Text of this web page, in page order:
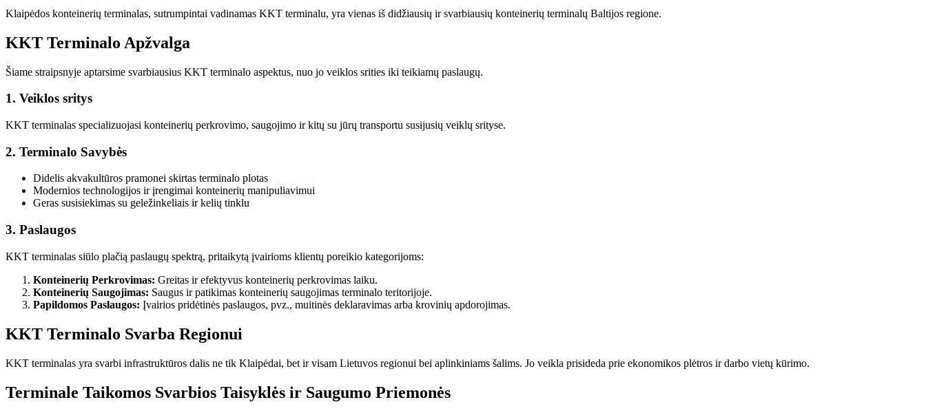
Klaipėdos konteinerių terminalas, sutrumpintai vadinamas KKT terminalu, yra vienas iš didžiausių ir svarbiausių konteinerių terminalų Baltijos regione.
KKT Terminalo Apžvalga
Šiame straipsnyje aptarsime svarbiausius KKT terminalo aspektus, nuo jo veiklos srities iki teikiamų paslaugų.
1. Veiklos sritys
KKT terminalas specializuojasi konteinerių perkrovimo, saugojimo ir kitų su jūrų transportu susijusių veiklų srityse.
2. Terminalo Savybės
Didelis akvakultūros pramonei skirtas terminalo plotas
Modernios technologijos ir įrengimai konteinerių manipuliavimui
Geras susisiekimas su geležinkeliais ir kelių tinklu
3. Paslaugos
KKT terminalas siūlo plačią paslaugų spektrą, pritaikytą įvairioms klientų poreikio kategorijoms:
Konteinerių Perkrovimas: Greitas ir efektyvus konteinerių perkrovimas laiku.
Konteinerių Saugojimas: Saugus ir patikimas konteinerių saugojimas terminalo teritorijoje.
Papildomos Paslaugos: Įvairios pridėtinės paslaugos, pvz., muitinės deklaravimas arba krovinių apdorojimas.
KKT Terminalo Svarba Regionui
KKT terminalas yra svarbi infrastruktūros dalis ne tik Klaipėdai, bet ir visam Lietuvos regionui bei aplinkiniams šalims. Jo veikla prisideda prie ekonomikos plėtros ir darbo vietų kūrimo.
Terminale Taikomos Svarbios Taisyklės ir Saugumo Priemonės